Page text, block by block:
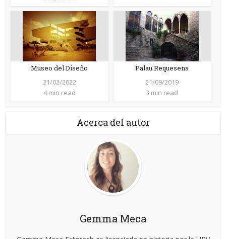
Museo del Diseño
21/02/2022
4 min read
Palau Requesens
21/09/2019
3 min read
Acerca del autor
Gemma Meca